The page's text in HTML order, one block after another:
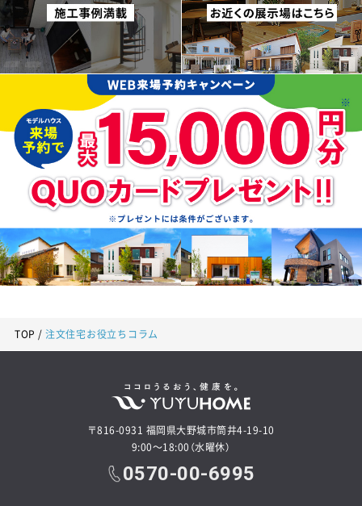
TOP 注文住宅お役立ちコラム
〒816-0931 福岡県大野城市筒井4-19-10
9:00～18:00（水曜休）
0570-00-6995